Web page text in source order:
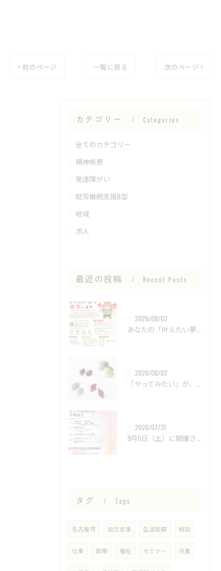
< 前のページ 一覧に戻る 次のページ >
カテゴリー Categories
全てのカテゴリー
精神疾患
発達障がい
就労継続支援B型
地域
求人
最近の投稿 Recent Posts
2026/08/03
2026/08/02
2026/07/31
タグ Tags
名古屋市 自立支援 生活困窮 相談
仕事 医療 福祉 セミナー 児童